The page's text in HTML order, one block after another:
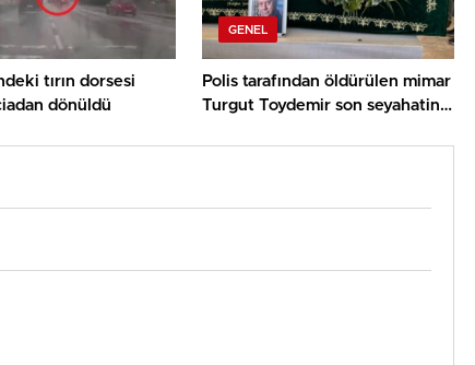
tırın dorsesi
dönüldü
GENEL
Polis tarafından öldürülen mimar
Turgut Toydemir son seyahatine